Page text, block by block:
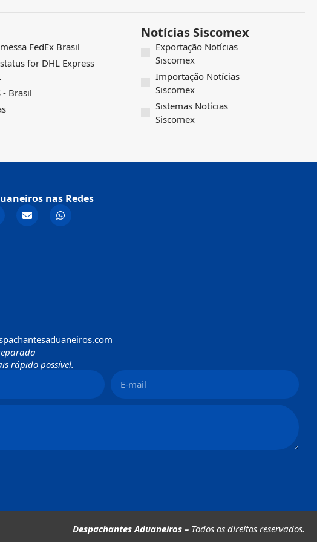
FedEx Brasil
for DHL Express
- Brasil
Notícias Siscomex
Exportação Notícias
Siscomex
Importação Notícias
Siscomex
Sistemas Notícias
Siscomex
nas Redes
rápido possível.
Despachantes Aduaneiros – Todos os direitos reservados.